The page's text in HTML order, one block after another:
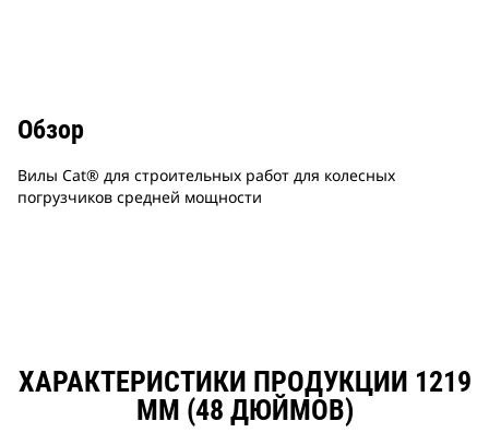
Обзор
Вилы Cat® для строительных работ для колесных
погрузчиков средней мощности
ХАРАКТЕРИСТИКИ ПРОДУКЦИИ 1219
ММ (48 ДЮЙМОВ)